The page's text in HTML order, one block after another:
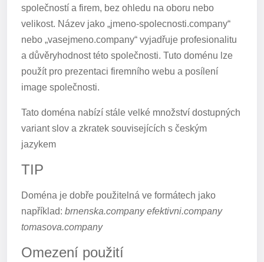
společností a firem, bez ohledu na oboru nebo
velikost. Název jako „jmeno-spolecnosti.company“
nebo „vasejmeno.company“ vyjadřuje profesionalitu
a důvěryhodnost této společnosti. Tuto doménu lze
použít pro prezentaci firemního webu a posílení
image společnosti.
Tato doména nabízí stále velké množství dostupných
variant slov a zkratek souvisejících s českým
jazykem
TIP
Doména je dobře použitelná ve formátech jako
například: brnenska.company efektivni.company
tomasova.company
Omezení použití